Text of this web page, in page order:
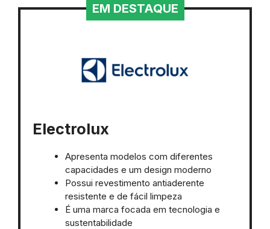
EM DESTAQUE
Electrolux
Apresenta modelos com diferentes
capacidades e um design moderno
Possui revestimento antiaderente
resistente e de fácil limpeza
É uma marca focada em tecnologia e
sustentabilidade